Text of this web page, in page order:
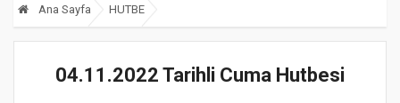
Ana Sayfa HUTBE
04.11.2022 Tarihli Cuma Hutbesi